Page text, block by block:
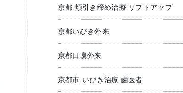
京都 頬引き締め治療 リフトアップ
京都いびき外来
京都口臭外来
京都市 いびき治療 歯医者